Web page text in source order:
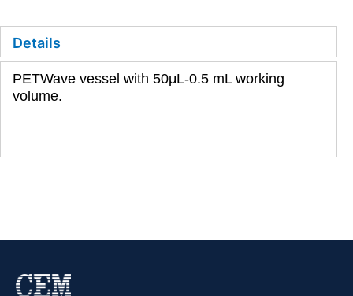
Details
PETWave vessel with 50μL-0.5 mL working
volume.